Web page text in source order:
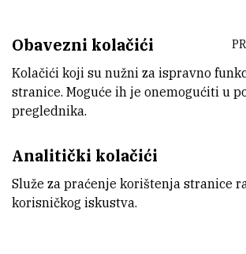
Zavod za organsku kemiju i biokemiju
LABORATORIJ
ADRESA
Institut Ruđer Bošković
Bijenička 54
HR-10000 Zagreb
Obavezni kolačići
Kolačići koji su nužni za ispravno
stranice. Moguće ih je onemogućiti u
preglednika.
Analitički kolačići
Služe za praćenje korištenja stranice
korisničkog iskustva.